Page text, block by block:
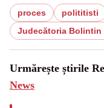
proces polititisti
Judecătoria Bolintin
Urmărește știrile
News